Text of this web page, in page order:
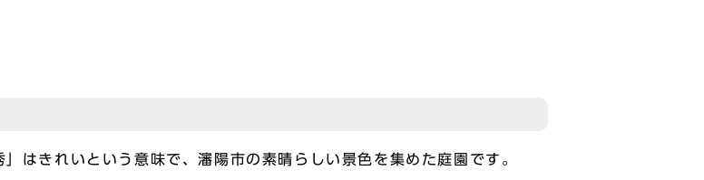
はきれいという意味で、瀋陽市の素晴らしい景色を集めた庭園です。